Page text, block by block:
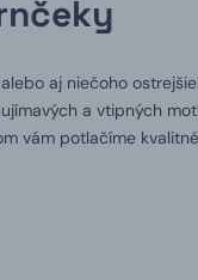
aj niečoho
a vtipných
vám potlačíme